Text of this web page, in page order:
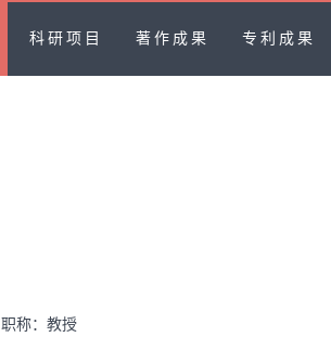
科研项目 著作成果 专利成果
职称：教授